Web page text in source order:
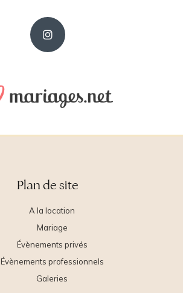
Plan de site
A la location
Mariage
Évènements privés
Évènements professionnels
Galeries